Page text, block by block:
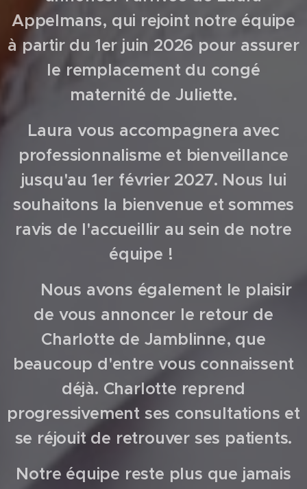
Appelmans, qui rejoint notre équipe
à partir du 1er juin 2026 pour assurer
le remplacement du congé
maternité de Juliette.
Laura vous accompagnera avec
professionnalisme et bienveillance
jusqu'au 1er février 2027. Nous lui
souhaitons la bienvenue et sommes
ravis de l'accueillir au sein de notre
équipe ! 😊
✨ Nous avons également le plaisir
de vous annoncer le retour de
Charlotte de Jamblinne, que
beaucoup d'entre vous connaissent
déjà. Charlotte reprend
progressivement ses consultations et
se réjouit de retrouver ses patients.
Notre équipe reste plus que jamais